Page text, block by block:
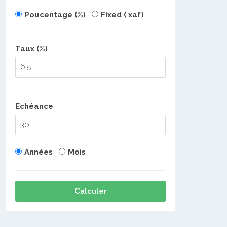
Poucentage (%) Fixed ( xaf)
Taux (%)
Echéance
Années Mois
Calculer